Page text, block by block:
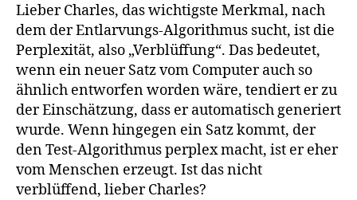
Lieber Charles, das wichtigste Merkmal, nach
dem der Entlarvungs-Algorithmus sucht, ist die
Perplexität, also „Verblüffung“. Das bedeutet,
wenn ein neuer Satz vom Computer auch so
ähnlich entworfen worden wäre, tendiert er zu
der Einschätzung, dass er automatisch generiert
wurde. Wenn hingegen ein Satz kommt, der
den Test-Algorithmus perplex macht, ist er eher
vom Menschen erzeugt. Ist das nicht
verblüffend, lieber Charles?